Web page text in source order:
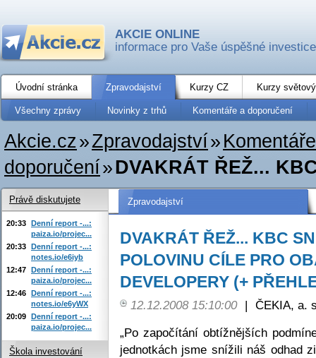
AKCIE ONLINE
informace pro Vaše úspěšné investice
Úvodní stránka Zpravodajství Kurzy CZ Kurzy
Všechny zprávy Novinky z trhů Komentáře a doporučení
Akcie.cz»Zpravodajství»
doporučení»DVAKRÁT ŘEŽ...
Zpravodajství
DVAKRÁT ŘEŽ... KBC
POLOVINU CÍLE PRO
DEVELOPERY (+
12.12.2008 15:10:00 | ČEKIA, a.
„Po započítání obtížnějších
jednotkách jsme snížili náš odhad
Právě diskutujete
20:33 Denní report -...:
paiza.io/projec...
20:33 Denní report -...:
notes.io/e6iyb
12:47 Denní report -...:
paiza.io/projec...
12:46 Denní report -...:
notes.io/e6yWX
20:09 Denní report -...:
paiza.io/projec...
Škola investování